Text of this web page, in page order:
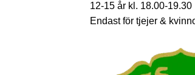
12-15 år kl. 18.00-19.30
Endast för tjejer &